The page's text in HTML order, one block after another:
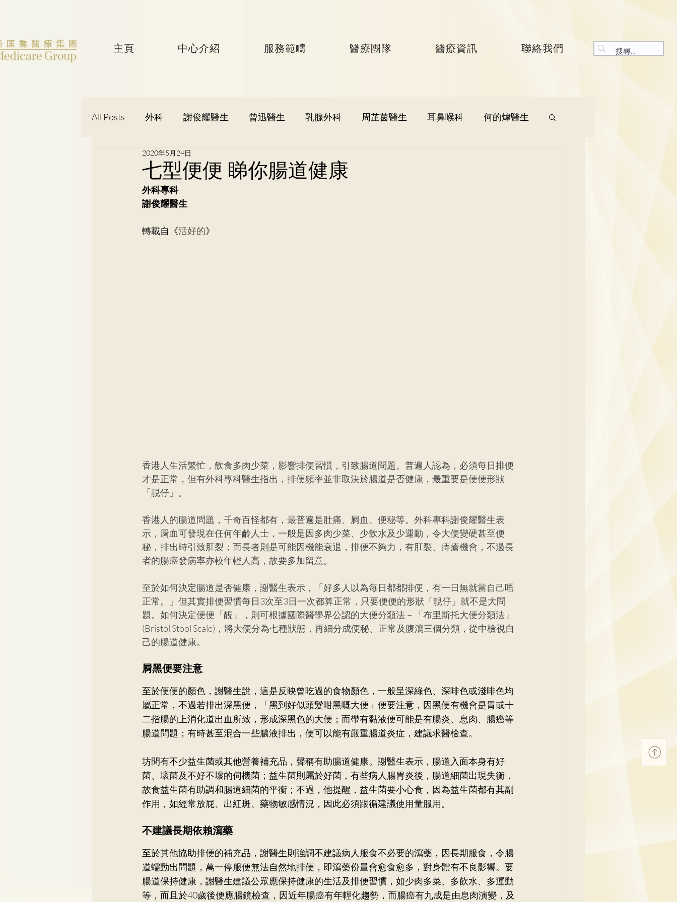
主頁 中心介紹 服務範疇 醫療團隊 醫療資訊 聯絡我們
All Posts 外科 謝俊耀醫生 曾迅醫生 乳腺外科 周芷茵醫生 耳鼻喉科 何的煒醫生
黃潔華醫生
吳健聰醫生 神經外科
李崇義醫生
七型便便 睇你腸道健康
2020年5月24日
外科專科
謝俊耀醫生
轉載自《活好的》
香港人生活繁忙，飲食多肉少菜，影響排便習慣，引致腸道問題。普遍人認為，必須每日排便
才是正常，但有外科專科醫生指出，排便頻率並非取決於腸道是否健康，最重要是便便形狀
「靚仔」。
香港人的腸道問題，千奇百怪都有，最普遍是肚痛、屙血、便秘等。外科專科謝俊耀醫生表
示，屙血可發現在任何年齡人士，一般是因多肉少菜、少飲水及少運動，令大便變硬甚至便
秘，排出時引致肛裂；而長者則是可能因機能衰退，排便不夠力，有肛裂、痔瘡機會，不過長
者的腸癌發病率亦較年輕人高，故要多加留意。
至於如何決定腸道是否健康，謝醫生表示，「好多人以為每日都都排便，有一日無就當自己唔
正常。」但其實排便習慣每日3次至3日一次都算正常，只要便便的形狀「靚仔」就不是大問
題。如何決定便便「靚」，則可根據國際醫學界公認的大便分類法－「布里斯托大便分類法」
(Bristol Stool Scale)，將大便分為七種狀態，再細分成便秘、正常及腹瀉三個分類，從中檢視自
己的腸道健康。
屙黑便要注意
至於便便的顏色，謝醫生說，這是反映曾吃過的食物顏色，一般呈深綠色、深啡色或淺啡色均
屬正常，不過若排出深黑便，「黑到好似頭髮咁黑嘅大便」便要注意，因黑便有機會是胃或十
二指腸的上消化道出血所致，形成深黑色的大便；而帶有黏液便可能是有腸炎、息肉、腸癌等
腸道問題；有時甚至混合一些膿液排出，便可以能有嚴重腸道炎症，建議求醫檢查。
坊間有不少益生菌或其他營養補充品，聲稱有助腸道健康。謝醫生表示，腸道入面本身有好
菌、壞菌及不好不壞的伺機菌；益生菌則屬於好菌，有些病人腸胃炎後，腸道細菌出現失衡，
故食益生菌有助調和腸道細菌的平衡；不過，他提醒，益生菌要小心食，因為益生菌都有其副
作用，如經常放屁、出紅斑、藥物敏感情況，因此必須跟循建議使用量服用。
不建議長期依賴瀉藥
至於其他協助排便的補充品，謝醫生則強調不建議病人服食不必要的瀉藥，因長期服食，令腸
道蠕動出問題，萬一停服便無法自然地排便，即瀉藥份量會愈食愈多，對身體有不良影響。要
腸道保持健康，謝醫生建議公眾應保持健康的生活及排便習慣，如少肉多菜、多飲水、多運動
等，而且於40歲後便應腸鏡檢查，因近年腸癌有年輕化趨勢，而腸癌有九成是由息肉演變，及